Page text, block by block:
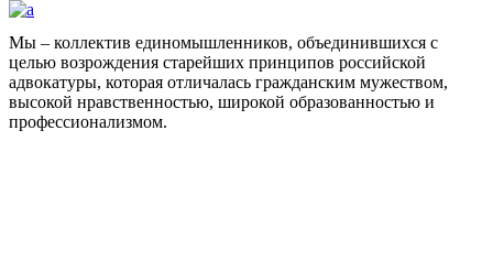
Мы – коллектив единомышленников, объединившихся с
целью возрождения старейших принципов российской
адвокатуры, которая отличалась гражданским мужеством,
высокой нравственностью, широкой образованностью и
профессионализмом.